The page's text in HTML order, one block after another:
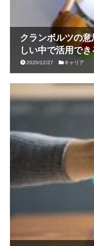
クランボルツの
しい中で活用で
2020/12/27 キャリア